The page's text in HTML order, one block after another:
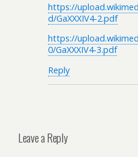
https://
d/GaXXXIV4-2.pdf
https://
0/GaXXXIV4-3.pdf
Reply
Leave a Reply